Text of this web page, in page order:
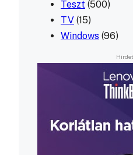
Teszt (500)
TV (15)
Windows (96)